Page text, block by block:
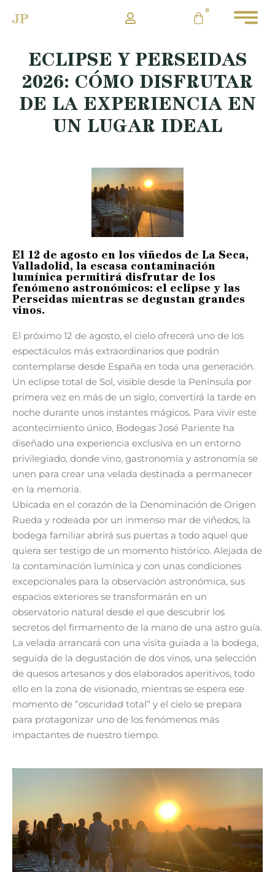
0
ECLIPSE Y PERSEIDAS
2026: CÓMO DISFRUTAR
DE LA EXPERIENCIA EN
UN LUGAR IDEAL
El 12 de agosto en los viñedos de La Seca,
Valladolid, la escasa contaminación
lumínica permitirá disfrutar de los
fenómeno astronómicos: el eclipse y las
Perseidas mientras se degustan grandes
vinos.
El próximo 12 de agosto, el cielo ofrecerá uno de los
espectáculos más extraordinarios que podrán
contemplarse desde España en toda una generación.
Un eclipse total de Sol, visible desde la Península por
primera vez en más de un siglo, convertirá la tarde en
noche durante unos instantes mágicos. Para vivir este
acontecimiento único, Bodegas José Pariente ha
diseñado una experiencia exclusiva en un entorno
privilegiado, donde vino, gastronomía y astronomía se
unen para crear una velada destinada a permanecer
en la memoria.
Ubicada en el corazón de la Denominación de Origen
Rueda y rodeada por un inmenso mar de viñedos, la
bodega familiar abrirá sus puertas a todo aquel que
quiera ser testigo de un momento histórico. Alejada de
la contaminación lumínica y con unas condiciones
excepcionales para la observación astronómica, sus
espacios exteriores se transformarán en un
observatorio natural desde el que descubrir los
secretos del firmamento de la mano de una astro guía.
La velada arrancará con una visita guiada a la bodega,
seguida de la degustación de dos vinos, una selección
de quesos artesanos y dos elaborados aperitivos, todo
ello en la zona de visionado, mientras se espera ese
momento de “oscuridad total” y el cielo se prepara
para protagonizar uno de los fenómenos más
impactantes de nuestro tiempo.